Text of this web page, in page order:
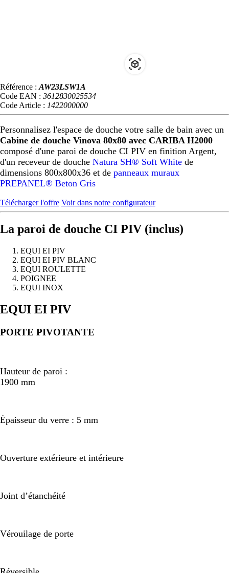
Référence : AW23LSW1A
Code EAN : 3612830025534
Code Article : 1422000000
Personnalisez l'espace de douche votre salle de bain avec un
Cabine de douche Vinova 80x80 avec CARIBA H2000
composé d'une paroi de douche CI PIV en finition Argent,
d'un receveur de douche Natura SH® Soft White de
dimensions 800x800x36 et de panneaux muraux
PREPANEL® Beton Gris
Télécharger l'offre Voir dans notre configurateur
La paroi de douche CI PIV (inclus)
EQUI EI PIV
EQUI EI PIV BLANC
EQUI ROULETTE
POIGNEE
EQUI INOX
Précédent
Suivant
EQUI EI PIV
PORTE PIVOTANTE
Hauteur de paroi :
1900 mm
Épaisseur du verre : 5 mm
Ouverture extérieure et intérieure
Joint d’étanchéité
Vérouilage de porte